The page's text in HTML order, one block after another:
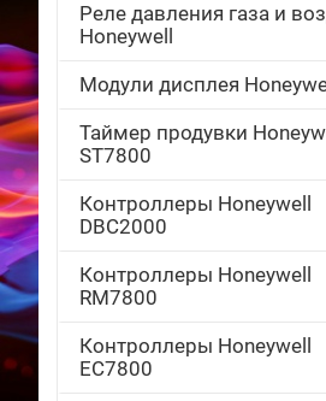
Реле давления газа и
Honeywell
Модули дисплея
Таймер продувки
ST7800
Контроллеры Honeywell
DBC2000
Контроллеры Honeywell
RM7800
Контроллеры Honeywell
EC7800